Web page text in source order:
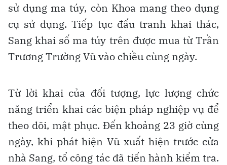
sử dụng ma túy, còn Khoa mang theo dụng
cụ sử dụng. Tiếp tục đấu tranh khai thác,
Sang khai số ma túy trên được mua từ Trần
Trương Trường Vũ vào chiều cùng ngày.
Từ lời khai của đối tượng, lực lượng chức
năng triển khai các biện pháp nghiệp vụ để
theo dõi, mật phục. Đến khoảng 23 giờ cùng
ngày, khi phát hiện Vũ xuất hiện trước cửa
nhà Sang, tổ công tác đã tiến hành kiểm tra.